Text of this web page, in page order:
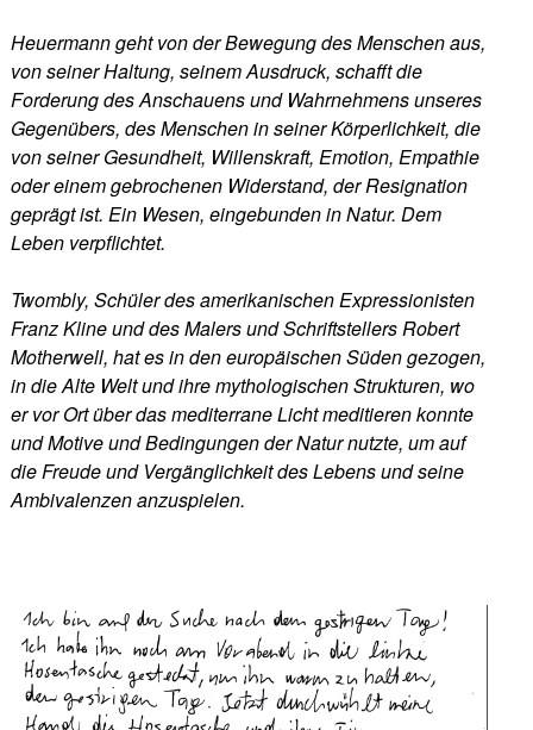
Heuermann geht von der Bewegung des Menschen aus,
von seiner Haltung, seinem Ausdruck, schafft die
Forderung des Anschauens und Wahrnehmens unseres
Gegenübers, des Menschen in seiner Körperlichkeit, die
von seiner Gesundheit, Willenskraft, Emotion, Empathie
oder einem gebrochenen Widerstand, der Resignation
geprägt ist. Ein Wesen, eingebunden in Natur. Dem
Leben verpflichtet.
Twombly, Schüler des amerikanischen Expressionisten
Franz Kline und des Malers und Schriftstellers Robert
Motherwell, hat es in den europäischen Süden gezogen,
in die Alte Welt und ihre mythologischen Strukturen, wo
er vor Ort über das mediterrane Licht meditieren konnte
und Motive und Bedingungen der Natur nutzte, um auf
die Freude und Vergänglichkeit des Lebens und seine
Ambivalenzen anzuspielen.